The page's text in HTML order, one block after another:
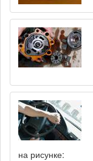
на рисунке: